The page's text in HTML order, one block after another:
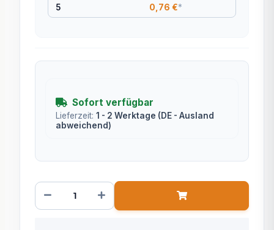
5 0,76 €*
Sofort verfügbar
Lieferzeit: 1 - 2 Werktage (DE - Ausland
abweichend)